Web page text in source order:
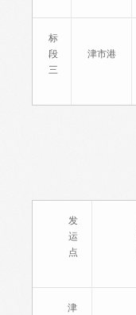
标
段
三
津市港
发
运
点
津